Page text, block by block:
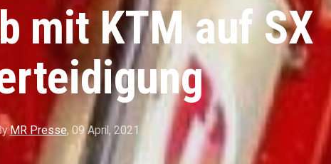
mit KTM auf SX
MR Presse, 09 April, 2021